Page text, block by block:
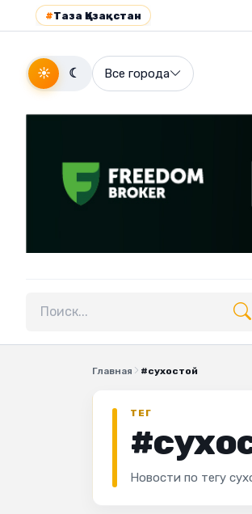
#Таза Қазақстан
☀ ☾ Все города
Поиск по сайту
Главная #сухостой
ТЕГ
Новости по тегу